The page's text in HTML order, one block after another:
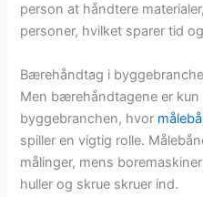
person at håndtere
personer, hvilket sparer tid
Bærehåndtag i
Men bærehåndtagene er
byggebranchen, hvor
spiller en vigtig rolle.
målinger, mens
huller og skrue skruer ind.